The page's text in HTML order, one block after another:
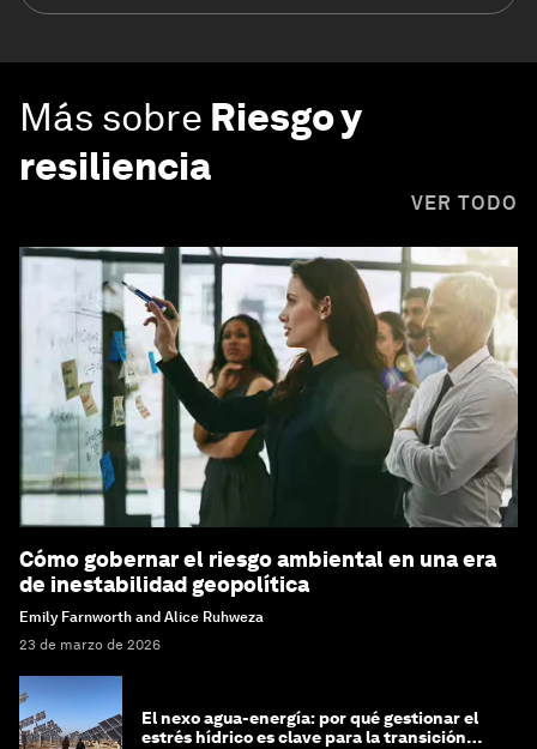
Más sobre Riesgo y
resiliencia
VER TODO
Cómo gobernar el riesgo ambiental en una era
de inestabilidad geopolítica
Emily Farnworth and Alice Ruhweza
23 de marzo de 2026
El nexo agua-energía: por qué gestionar el
estrés hídrico es clave para la transición